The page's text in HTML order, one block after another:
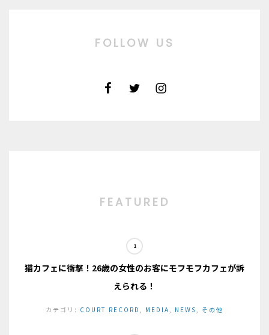
FOLLOW US
FEATURED
猫カフェに衝撃！26歳の女性のお客にモフモフカフェが訴
えられる！
カテゴリ: COURT RECORD MEDIA NEWS その他